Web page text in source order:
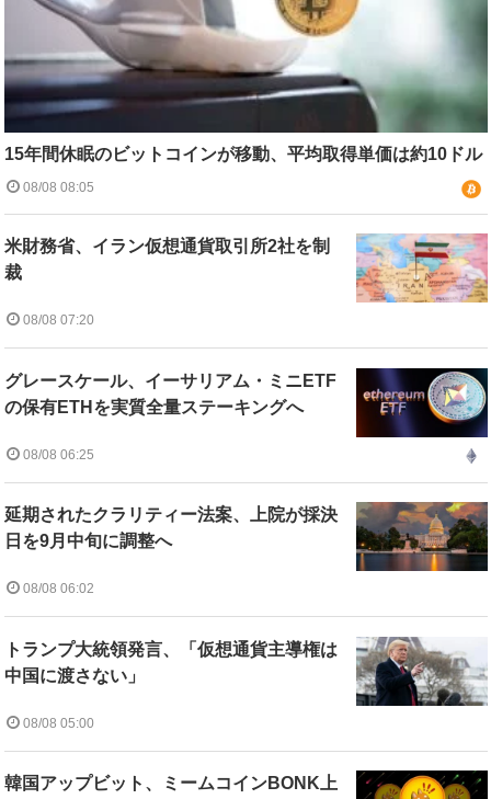
15年間休眠のビットコインが移動、平均取得単価は約10ドル
08/08 08:05
米財務省、イラン仮想通貨取引所2社を制
裁
08/08 07:20
グレースケール、イーサリアム・ミニETF
の保有ETHを実質全量ステーキングへ
08/08 06:25
延期されたクラリティー法案、上院が採決
日を9月中旬に調整へ
08/08 06:02
トランプ大統領発言、「仮想通貨主導権は
中国に渡さない」
08/08 05:00
韓国アップビット、ミームコインBONK上